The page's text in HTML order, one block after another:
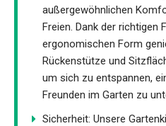
außergewöhnlichen
Freien. Dank der richtigen
ergonomischen Form
Rückenstütze und
um sich zu entspannen,
Freunden im Garten zu
Sicherheit: Unsere